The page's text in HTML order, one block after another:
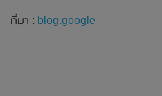
ที่มา : blog.google